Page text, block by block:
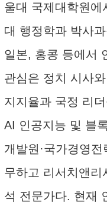
울대 국제대학원에
대 행정학과 박사
일본, 홍콩 등에서
관심은 정치 시사
지지율과 국정 리
AI 인공지능 및 블
개발원·국가경영
무하고 리서치앤
석 전문가다. 현재